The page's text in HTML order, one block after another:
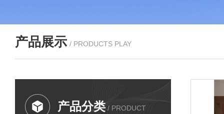
产品展示 / PRODUCTS PLAY
产品分类 / PRODUCT